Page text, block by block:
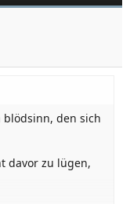
blödsinn, den sich
davor zu lügen,